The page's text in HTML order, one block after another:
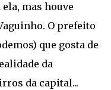
mas houve
O prefeito
que gosta de
da
da capital...